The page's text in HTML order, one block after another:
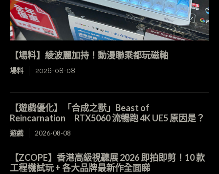
【場料】綾波麗加持！動漫聯乘都玩磁軸
場料 2026-08-08
【遊戲優化】「合成之獸」Beast of
Reincarnation RTX5060 流暢跑 4K UE5 原因是？
遊戲 2026-08-08
【ZCOPE】香港高級視聽展 2026 即拍即剪！10 款
工程機試玩 + 各大品牌最新作全面睇